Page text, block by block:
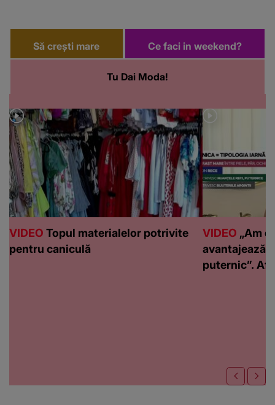
Să crești mare
Tu Dai Moda!
Ce faci in weekend?
VIDEO Topul materialelor potrivite
pentru caniculă
VIDEO „Am
avantajează
puternic”.